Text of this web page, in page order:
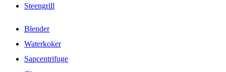
Steengrill
Blender
Waterkoker
Sapcentrifuge